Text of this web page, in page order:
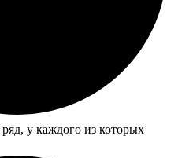
у каждого из которых